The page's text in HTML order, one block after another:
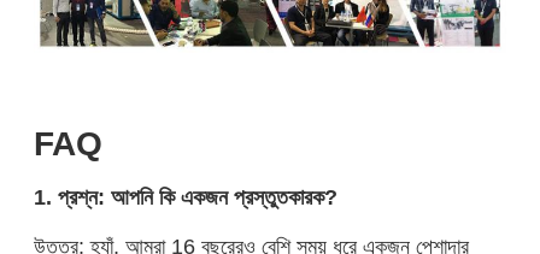
FAQ
1. প্রশ্ন: আপনি কি একজন প্রস্তুতকারক?
উত্তর: হ্যাঁ, আমরা 16 বছরেরও বেশি সময় ধরে একজন পেশাদার